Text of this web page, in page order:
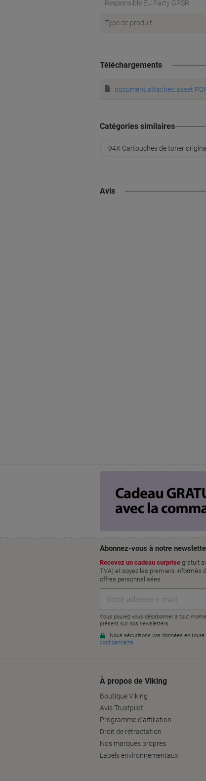
Responsible EU Party GPSR
Type de produit
Téléchargements
Catégories similaires
94X Cartouches de toner
Avis
À propos de Viking
Boutique Viking
Avis Trustpilot
Programme d'affiliation
Droit de rétractation
Nos marques propres
Labels environnementaux